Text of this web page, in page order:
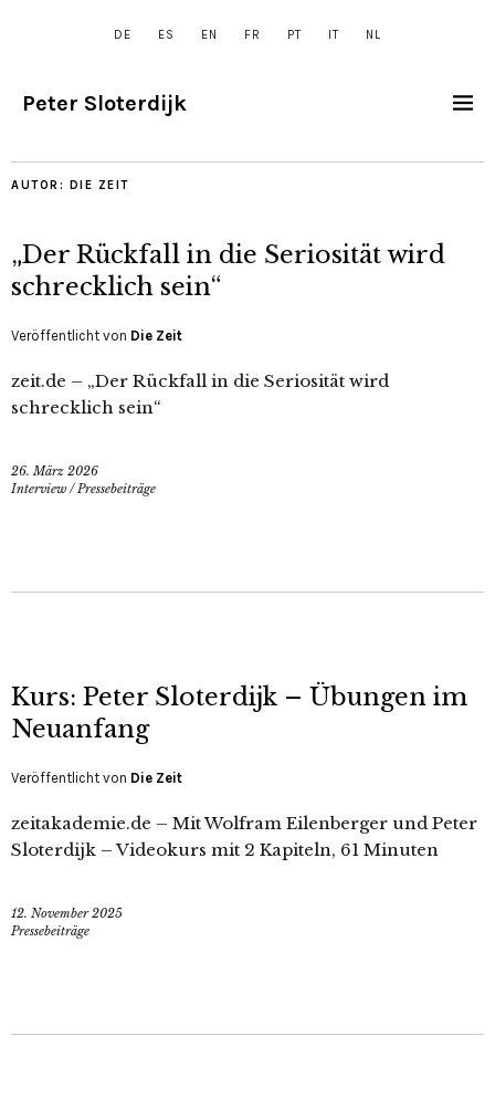
DE ES EN FR PT IT NL
Peter Sloterdijk
AUTOR: DIE ZEIT
„Der Rückfall in die Seriosität wird
schrecklich sein“
Veröffentlicht von Die Zeit
zeit.de – „Der Rückfall in die Seriosität wird
schrecklich sein“
26. März 2026
Interview /Pressebeiträge
Kurs: Peter Sloterdijk – Übungen im
Neuanfang
Veröffentlicht von Die Zeit
zeitakademie.de – Mit Wolfram Eilenberger und Peter
Sloterdijk – Videokurs mit 2 Kapiteln, 61 Minuten
12. November 2025
Pressebeiträge